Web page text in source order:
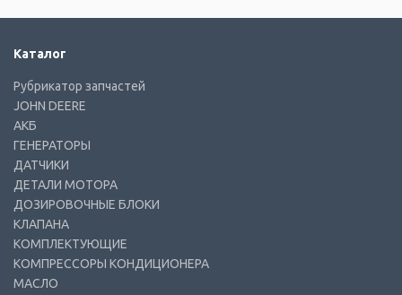
Каталог
Рубрикатор запчастей
JOHN DEERE
АКБ
ГЕНЕРАТОРЫ
ДАТЧИКИ
ДЕТАЛИ МОТОРА
ДОЗИРОВОЧНЫЕ БЛОКИ
КЛАПАНА
КОМПЛЕКТУЮЩИЕ
КОМПРЕССОРЫ КОНДИЦИОНЕРА
МАСЛО